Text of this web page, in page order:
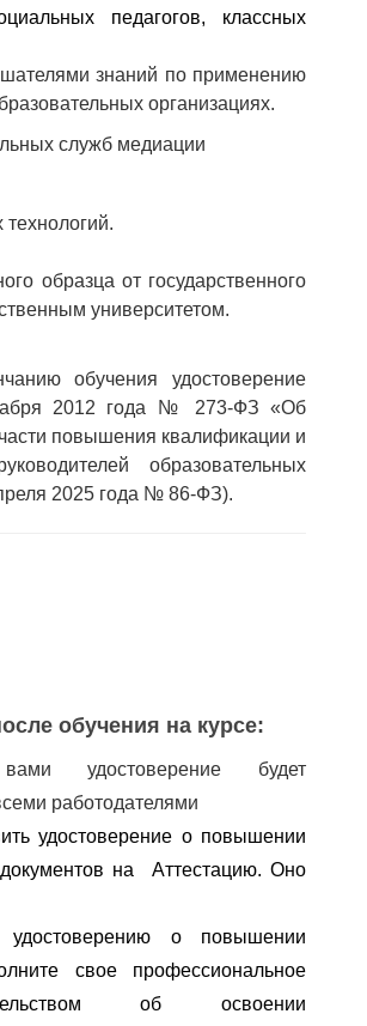
педагогов, классных
знаний по применению
организациях.
служб медиации
образца от государственного
университетом.
обучения удостоверение
2012 года № 273-ФЗ «Об
повышения квалификации и
образовательных
2025 года № 86-ФЗ).
обучения на курсе:
удостоверение будет
работодателями
удостоверение о повышении
на  Аттестацию. Оно
о повышении